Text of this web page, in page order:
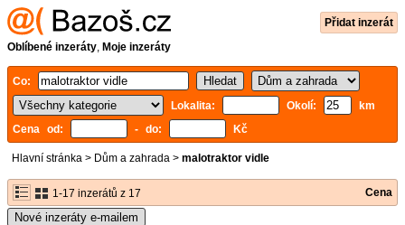
Přidat inzerát
Oblíbené inzeráty, Moje inzeráty
Co:
Lokalita:
Okolí:
km
Cena od:
- do: Kč
Hlavní stránka > Dům a zahrada > malotraktor vidle
1-17 inzerátů z 17 Cena
Nové inzeráty e-mailem